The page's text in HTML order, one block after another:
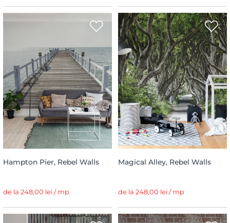
Hampton Pier, Rebel Walls
de la 248,00 lei / mp
Magical Alley, Rebel Walls
de la 248,00 lei / mp